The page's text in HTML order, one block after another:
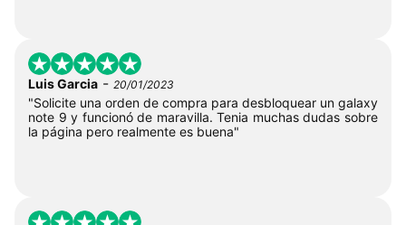
Luis Garcia - 20/01/2023
"Solicite una orden de compra para desbloquear un galaxy
note 9 y funcionó de maravilla. Tenia muchas dudas sobre
la página pero realmente es buena"